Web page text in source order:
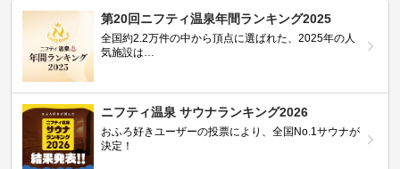
第20回ニフティ温泉年間ランキング2025
全国約2.2万件の中から頂点に選ばれた、2025年の人
気施設は…
ニフティ温泉 サウナランキング2026
おふろ好きユーザーの投票により、全国No.1サウナが
決定！